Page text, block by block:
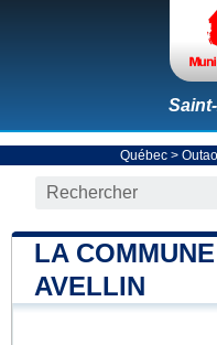
Québec>
LA
AVELLIN